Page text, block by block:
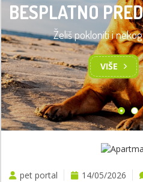
BESPLATNO
Želiš pokloniti i
VIŠE
TRENING
VIŠE
pet portal 14/05/2026